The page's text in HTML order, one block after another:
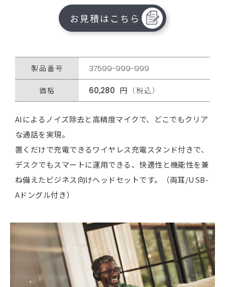
お見積はこちら
製品番号 37599-999-999
価格 60,280 円（税込）
AIによるノイズ除去と高精度マイクで、どこでもクリア
な通話を実現。
置くだけで充電できるワイヤレス充電スタンド付きで、
デスクでもスマートに運用できる、快適性と機能性を兼
ね備えたビジネス向けヘッドセットです。（両耳/USB-
Aドングル付き）